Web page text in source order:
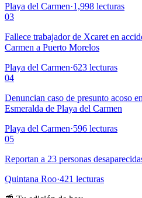
Playa del Carmen·1,998 lecturas
03
Fallece trabajador de Xcaret en
Carmen a Puerto Morelos
Playa del Carmen·623 lecturas
04
Denuncian caso de presunto acoso
Esmeralda de Playa del Carmen
Playa del Carmen·596 lecturas
05
Reportan a 23 personas
Quintana Roo·421 lecturas